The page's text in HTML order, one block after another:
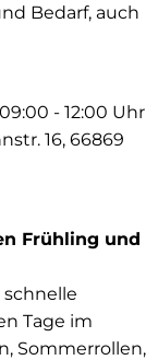
Bedarf, auch
- 12:00 Uhr
16, 66869
Frühling und
Tage im
Sommerrollen,